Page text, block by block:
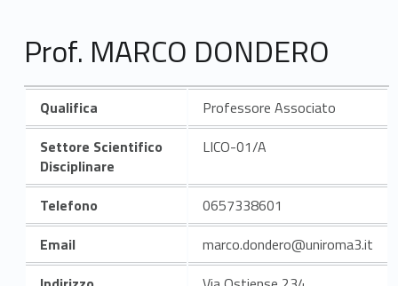
Prof. MARCO DONDERO
Qualifica
Professore Associato
Settore Scientifico
Disciplinare
LICO-01/A
Telefono
0657338601
Email
marco.dondero@uniroma3.it